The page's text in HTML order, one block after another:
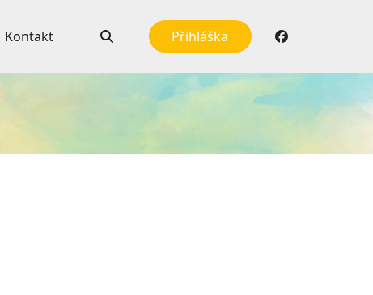
Kontakt Přihláška